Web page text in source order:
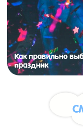
Как правильно
праздник